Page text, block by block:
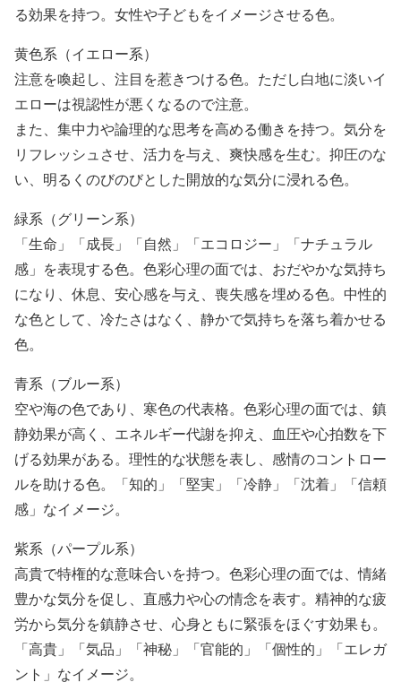
る効果を持つ。女性や子どもをイメージさせる色。
黄色系（イエロー系）
注意を喚起し、注目を惹きつける色。ただし白地に淡いイ
エローは視認性が悪くなるので注意。
また、集中力や論理的な思考を高める働きを持つ。気分を
リフレッシュさせ、活力を与え、爽快感を生む。抑圧のな
い、明るくのびのびとした開放的な気分に浸れる色。
緑系（グリーン系）
「生命」「成長」「自然」「エコロジー」「ナチュラル
感」を表現する色。色彩心理の面では、おだやかな気持ち
になり、休息、安心感を与え、喪失感を埋める色。中性的
な色として、冷たさはなく、静かで気持ちを落ち着かせる
色。
青系（ブルー系）
空や海の色であり、寒色の代表格。色彩心理の面では、鎮
静効果が高く、エネルギー代謝を抑え、血圧や心拍数を下
げる効果がある。理性的な状態を表し、感情のコントロー
ルを助ける色。「知的」「堅実」「冷静」「沈着」「信頼
感」なイメージ。
紫系（パープル系）
高貴で特権的な意味合いを持つ。色彩心理の面では、情緒
豊かな気分を促し、直感力や心の情念を表す。精神的な疲
労から気分を鎮静させ、心身ともに緊張をほぐす効果も。
「高貴」「気品」「神秘」「官能的」「個性的」「エレガ
ント」なイメージ。